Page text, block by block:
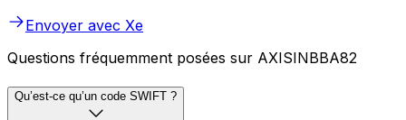
Envoyer avec Xe
Questions fréquemment posées sur AXISINBBA82
Qu’est-ce qu’un code SWIFT ?